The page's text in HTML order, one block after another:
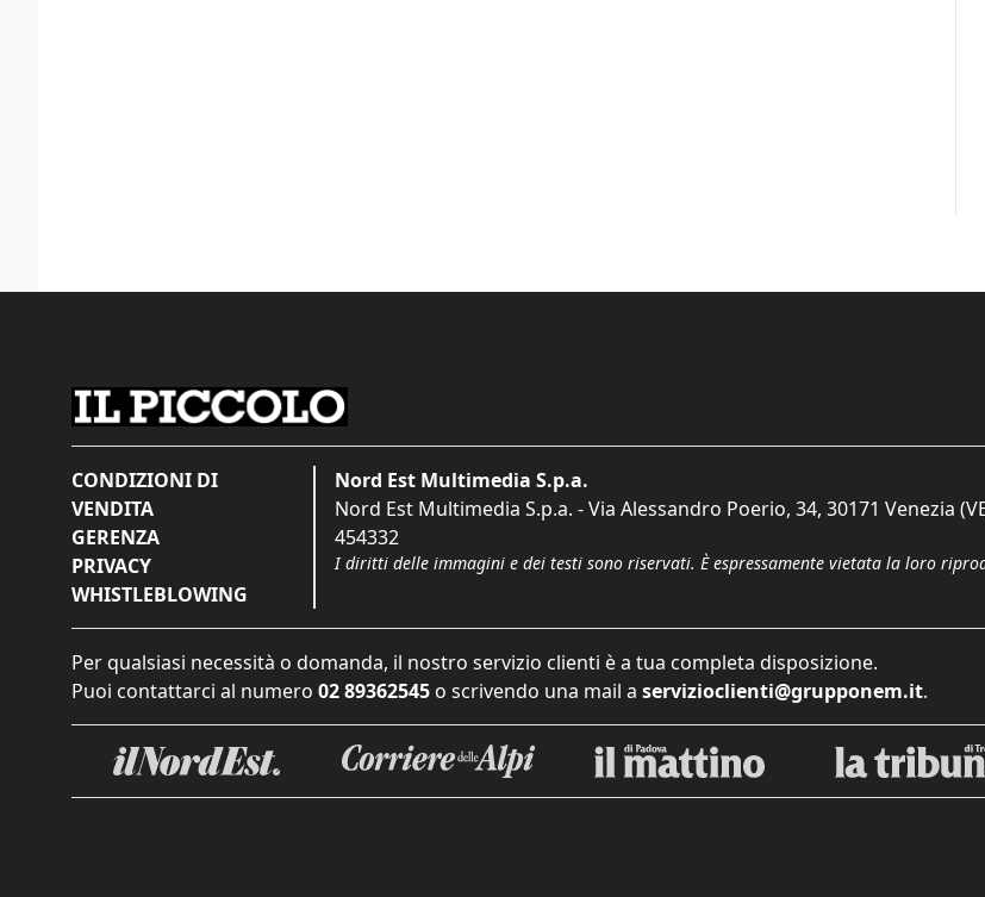
CONDIZIONI DI
VENDITA
GERENZA
PRIVACY
WHISTLEBLOWING
Nord Est Multimedia S.p.a.
Nord Est Multimedia S.p.a. - Via Alessandro Poerio, 34, 30171 Venezia
454332
I diritti delle immagini e dei testi sono riservati. È espressamente vietata la loro
Per qualsiasi necessità o domanda, il nostro servizio clienti è a tua completa disposizione.
Puoi contattarci al numero 02 89362545 o scrivendo una mail a servizioclienti@grupponem.it.